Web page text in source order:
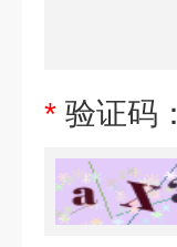
* 验证码：